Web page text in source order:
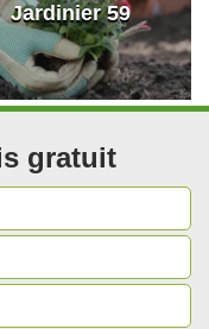
Jardinier 59
gratuit